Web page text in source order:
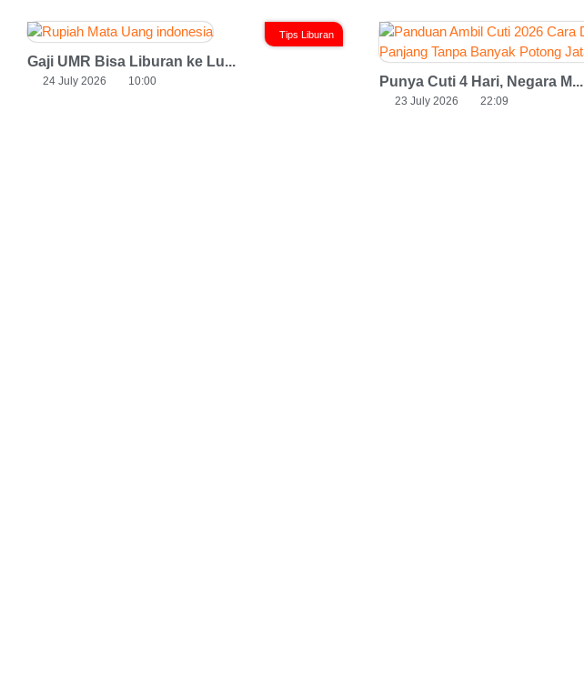
Tips Liburan
Gaji UMR Bisa Liburan ke Lu...
24 July 2026 10:00 Punya Cuti 4 Hari, Negara M...
23 July 2026 22:09